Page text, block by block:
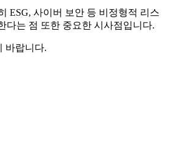
ESG, 사이버 보안 등 비정형적 리스
다는 점 또한 중요한 시사점입니다.
바랍니다.